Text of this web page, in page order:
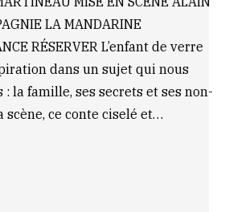
LA MANDARINE
RÉSERVER L’enfant de verre
dans un sujet qui nous
: la famille, ses secrets et ses non-
scène, ce conte ciselé et…